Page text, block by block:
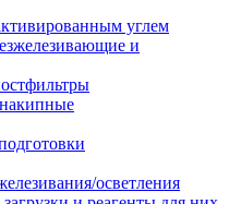
углем
и
осветления